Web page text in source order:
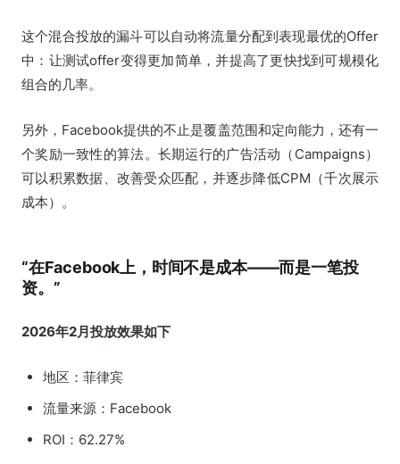
这个混合投放的漏斗可以自动将流量分配到表现最优的Offer
中：让测试offer变得更加简单，并提高了更快找到可规模化
组合的几率。
另外，Facebook提供的不止是覆盖范围和定向能力，还有一
个奖励一致性的算法。长期运行的广告活动（Campaigns）
可以积累数据、改善受众匹配，并逐步降低CPM（千次展示
成本）。
“在Facebook上，时间不是成本——而是一笔投
资。”
2026年2月投放效果如下
地区：菲律宾
流量来源：Facebook
ROI：62.27%